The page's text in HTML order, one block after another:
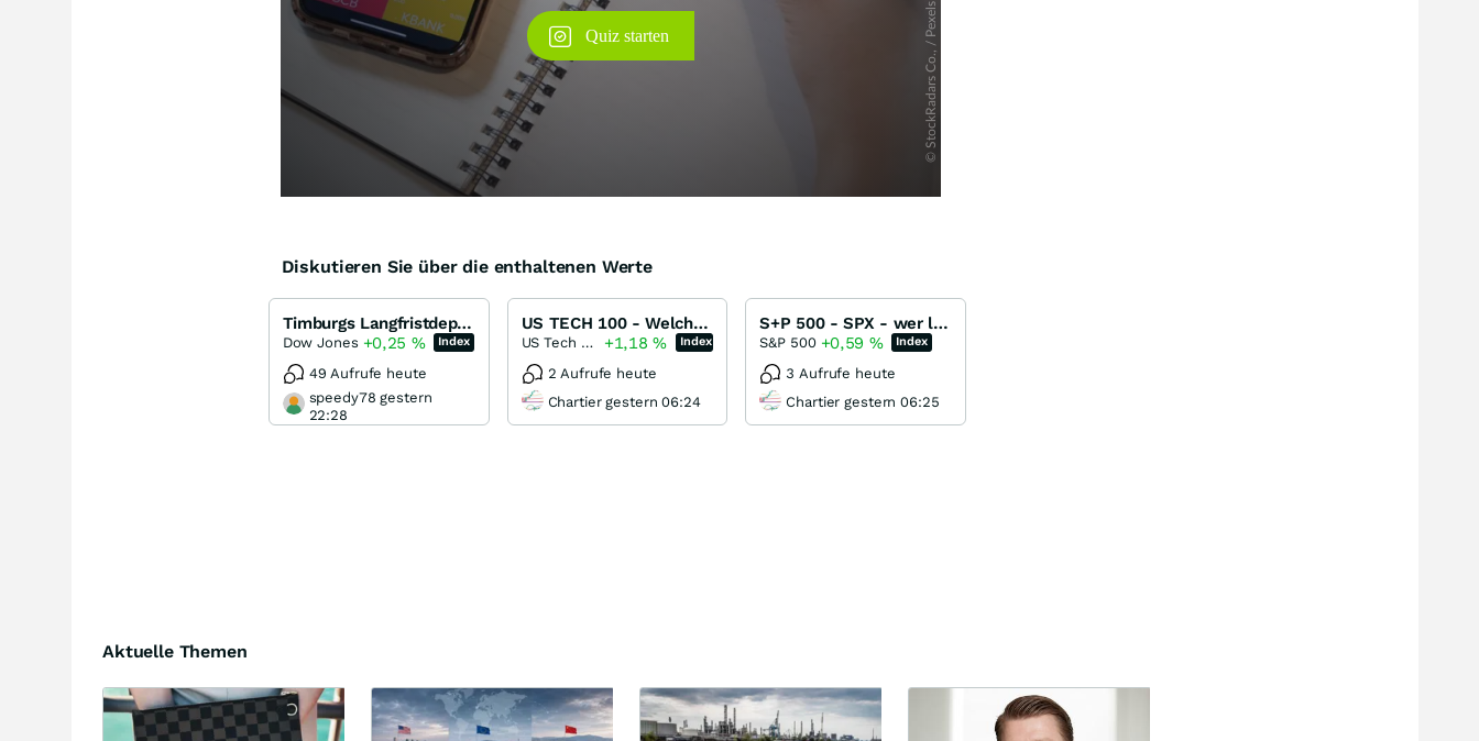
Diskutieren Sie über die enthaltenen Werte
Timburgs Langfristdepot - Start 2012
Dow Jones +0,25 % Index
49 Aufrufe heute
speedy78 gestern
22:28
US TECH 100 - Welche Titel liefern die Punkte für das nächste ATH ?
US Tech 100 +1,18% Index
2 Aufrufe heute
Chartier gestern 06:24
S+P 500 - SPX - wer liefert die nächsten Punkte zum ATH ?
S&P 500 +0,59 % Index
3 Aufrufe heute
Chartier gestern 06:25
Aktuelle Themen